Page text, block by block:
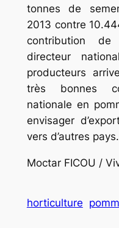
tonnes de
2013 contre
contribution
directeur
producteurs
très bonnes
nationale en
envisager
vers d’autres pays.
Moctar FICOU /
horticulture